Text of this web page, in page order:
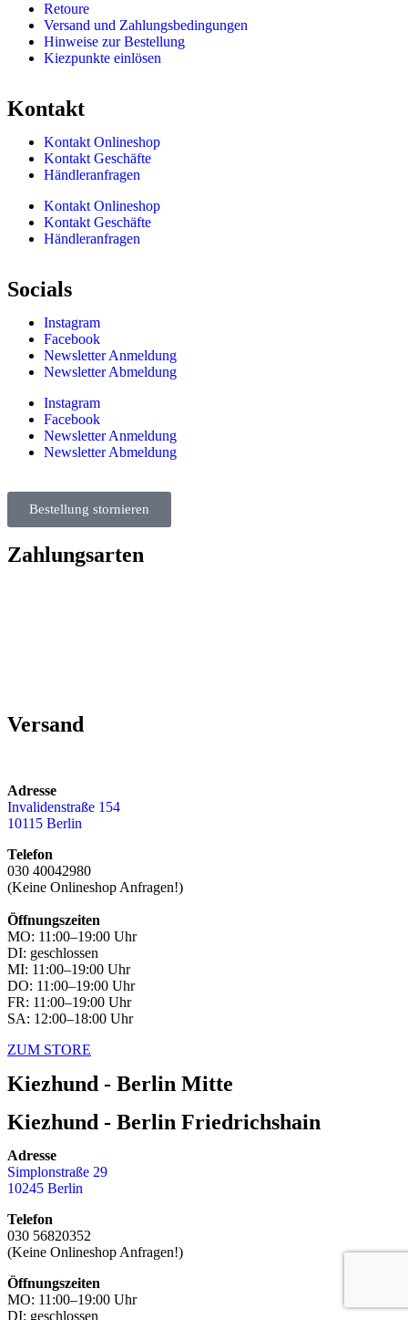
Retoure
Versand und Zahlungsbedingungen
Hinweise zur Bestellung
Kiezpunkte einlösen
Kontakt​
Kontakt Onlineshop
Kontakt Geschäfte
Händleranfragen
Kontakt Onlineshop
Kontakt Geschäfte
Händleranfragen
Socials
Instagram
Facebook
Newsletter Anmeldung
Newsletter Abmeldung
Instagram
Facebook
Newsletter Anmeldung
Newsletter Abmeldung
Bestellung stornieren
Zahlungsarten
Versand
Adresse
Invalidenstraße 154
10115 Berlin
Telefon
030 40042980
(Keine Onlineshop Anfragen!)
Öffnungszeiten
MO: 11:00–19:00 Uhr
DI: geschlossen
MI: 11:00–19:00 Uhr
DO: 11:00–19:00 Uhr
FR: 11:00–19:00 Uhr
SA: 12:00–18:00 Uhr
ZUM STORE
Kiezhund - Berlin Mitte
Kiezhund - Berlin Friedrichshain
Adresse
Simplonstraße 29
10245 Berlin
Telefon
030 56820352
(Keine Onlineshop Anfragen!)
Öffnungszeiten
MO: 11:00–19:00 Uhr
DI: geschlossen